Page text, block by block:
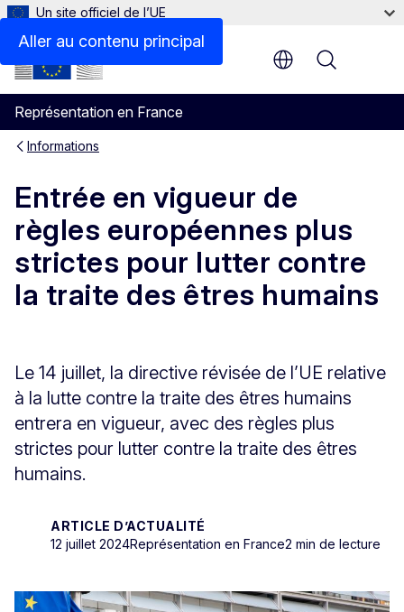
Aller au contenu principal
Un site officiel de l’UE
Représentation en France
Menu
Informations
Entrée en vigueur de
règles européennes plus
strictes pour lutter contre
la traite des êtres humains
Le 14 juillet, la directive révisée de l’UE relative
à la lutte contre la traite des êtres humains
entrera en vigueur, avec des règles plus
strictes pour lutter contre la traite des êtres
humains.
ARTICLE D’ACTUALITÉ
12 juillet 2024Représentation en France2 min de lecture